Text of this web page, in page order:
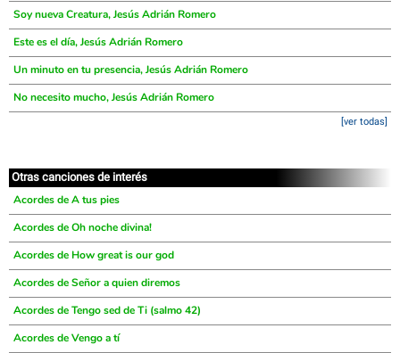
Soy nueva Creatura, Jesús Adrián Romero
Este es el día, Jesús Adrián Romero
Un minuto en tu presencia, Jesús Adrián Romero
No necesito mucho, Jesús Adrián Romero
[ver todas]
Otras canciones de interés
Acordes de A tus pies
Acordes de Oh noche divina!
Acordes de How great is our god
Acordes de Señor a quien diremos
Acordes de Tengo sed de Ti (salmo 42)
Acordes de Vengo a tí